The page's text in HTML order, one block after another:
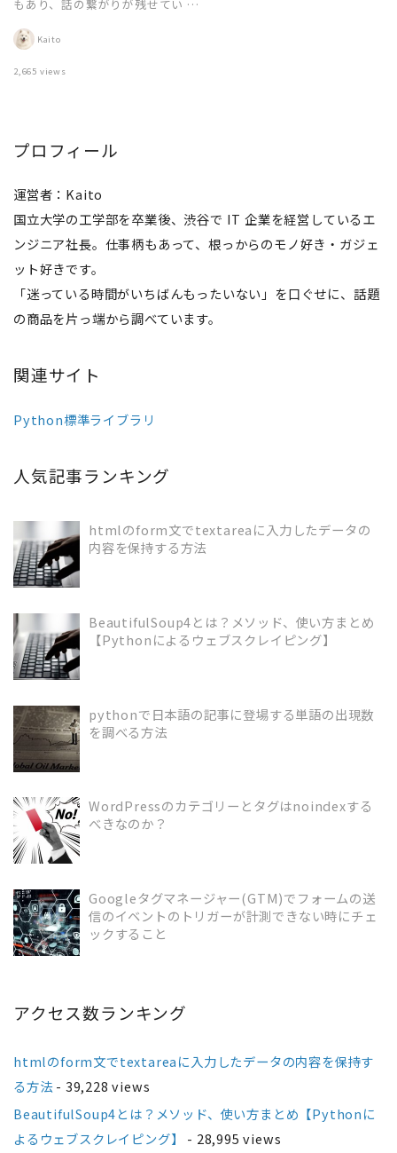
もあり、話の繋がりが残せてい …
Kaito
2,665 views
プロフィール
運営者：Kaito
国立大学の工学部を卒業後、渋谷で IT 企業を経営しているエ
ンジニア社長。仕事柄もあって、根っからのモノ好き・ガジェ
ット好きです。
「迷っている時間がいちばんもったいない」を口ぐせに、話題
の商品を片っ端から調べています。
関連サイト
Python標準ライブラリ
人気記事ランキング
READ MORE
htmlのform文でtextareaに入力したデータの
内容を保持する方法
READ MORE
BeautifulSoup4とは？メソッド、使い方まとめ
【Pythonによるウェブスクレイピング】
READ MORE
pythonで日本語の記事に登場する単語の出現数
を調べる方法
READ MORE
WordPressのカテゴリーとタグはnoindexする
べきなのか？
READ MORE
Googleタグマネージャー(GTM)でフォームの送
信のイベントのトリガーが計測できない時にチェ
ックすること
アクセス数ランキング
htmlのform文でtextareaに入力したデータの内容を保持す
る方法- 39,228 views
BeautifulSoup4とは？メソッド、使い方まとめ【Pythonに
よるウェブスクレイピング】
- 28,995 views